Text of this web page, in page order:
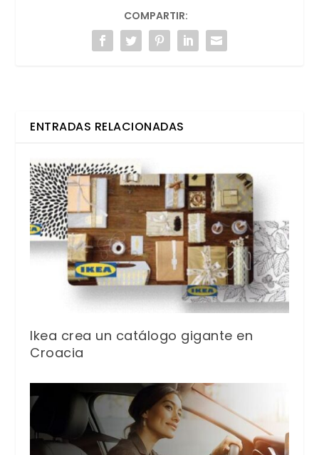
COMPARTIR:
ENTRADAS RELACIONADAS
Ikea crea un catálogo gigante en
Croacia